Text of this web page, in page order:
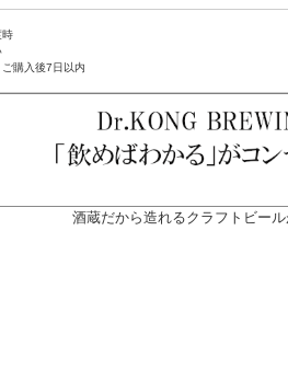
時
購入後7日以内
酒蔵だから造れるクラフトビー